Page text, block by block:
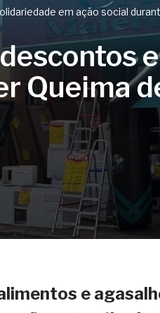
em ação social
Queima
e